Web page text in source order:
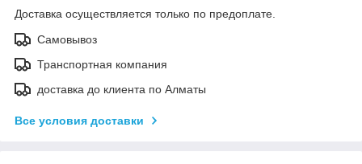
Доставка осуществляется только по предоплате.
Самовывоз
Транспортная компания
доставка до клиента по Алматы
Все условия доставки